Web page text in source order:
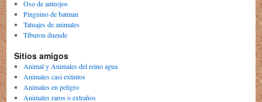
Oso de anteojos
Pinguino de batman
Tatuajes de animales
Tiburon duende
Sitios amigos
Animal y Animales del reino agua
Animales casi extintos
Animales en peligro
Animales raros o extraños